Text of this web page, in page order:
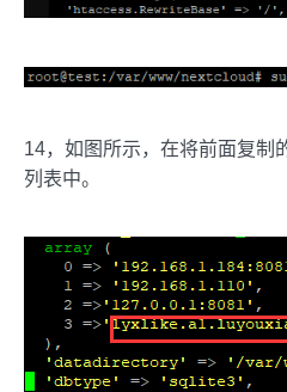
14，如图所示，在将前面复制
列表中。